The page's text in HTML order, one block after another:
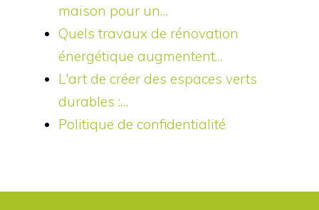
maison pour un…
Quels travaux de rénovation
énergétique augmentent…
L'art de créer des espaces verts
durables :…
Politique de confidentialité